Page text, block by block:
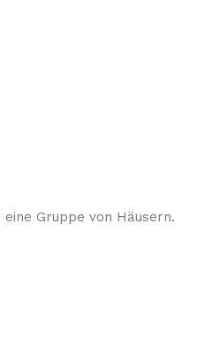
Gruppe von Häusern.